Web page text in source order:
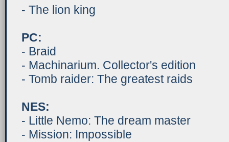
- The lion king
PC:
- Braid
- Machinarium. Collector's edition
- Tomb raider: The greatest raids
NES:
- Little Nemo: The dream master
- Mission: Impossible